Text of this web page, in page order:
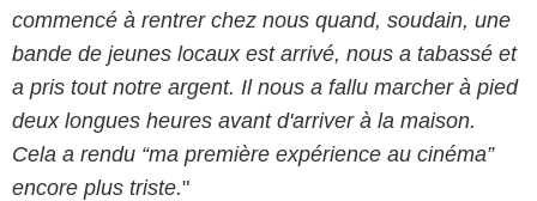
commencé à rentrer chez nous quand, soudain, une
bande de jeunes locaux est arrivé, nous a tabassé et
a pris tout notre argent. Il nous a fallu marcher à pied
deux longues heures avant d'arriver à la maison.
Cela a rendu “ma première expérience au cinéma”
encore plus triste."